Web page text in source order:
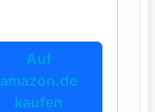
Auf
amazon.de
kaufen